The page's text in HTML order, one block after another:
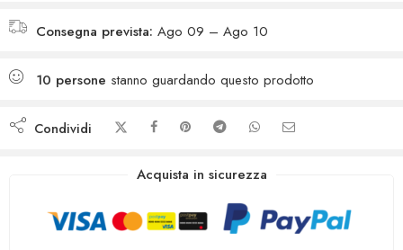
Consegna prevista: Ago 09 – Ago 10
10 persone stanno guardando questo prodotto
Condividi
Acquista in sicurezza